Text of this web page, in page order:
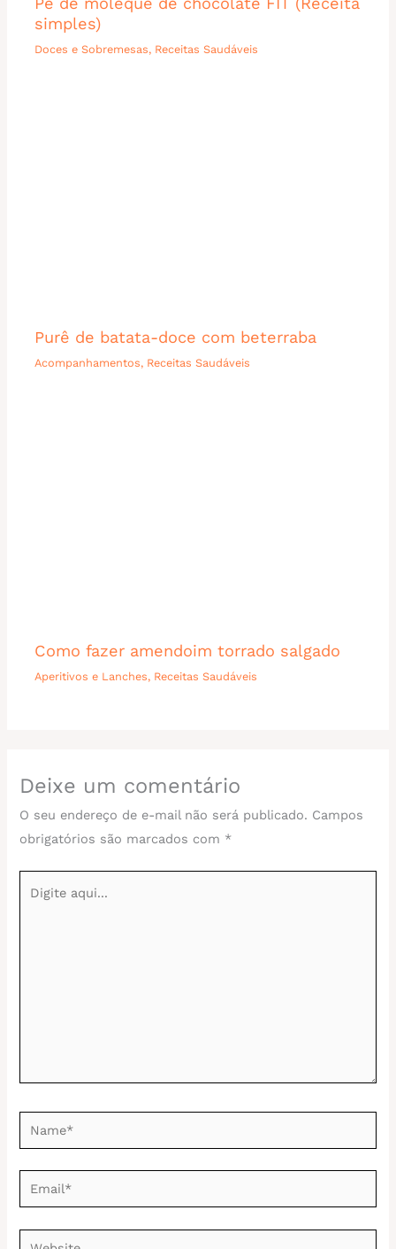
simples)
Doces e Sobremesas, Receitas Saudáveis
Purê de batata-doce com beterraba
Acompanhamentos, Receitas Saudáveis
Como fazer amendoim torrado salgado
Aperitivos e Lanches, Receitas Saudáveis
Deixe um comentário
O seu endereço de e-mail não será publicado. Campos
obrigatórios são marcados com *
aqui...
Name*
Email*
Website